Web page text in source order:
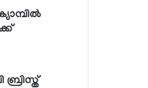
ബ്രിസ്ത്